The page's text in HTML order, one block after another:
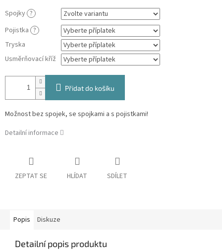
Spojky ?
Pojistka ?
Tryska
Usměrňovací kříž
Přidat do košíku
Možnost bez spojek, se spojkami a s pojistkami!
Detailní informace
ZEPTAT SE HLÍDAT SDÍLET
Popis Diskuze
Detailní popis produktu